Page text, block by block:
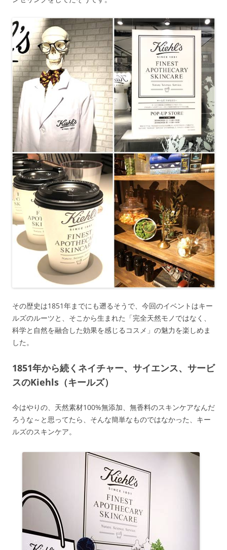
その歴史は1851年までにも遡るそうで、今回のイベントはキー
ルズのルーツと、そこから生まれた 「完全天然モノではなく、
科学と自然を融合した効果を感じるコスメ」 の魅力を楽しめま
した。
1851年から続くネイチャー、サイエンス、サービ
スのKiehls（キールズ）
今はやりの、天然素材100%無添加、無香料のスキンケアなんだ
ろうな～と思ってたら、そんな簡単なものではなかった、キー
ルズのスキンケア。